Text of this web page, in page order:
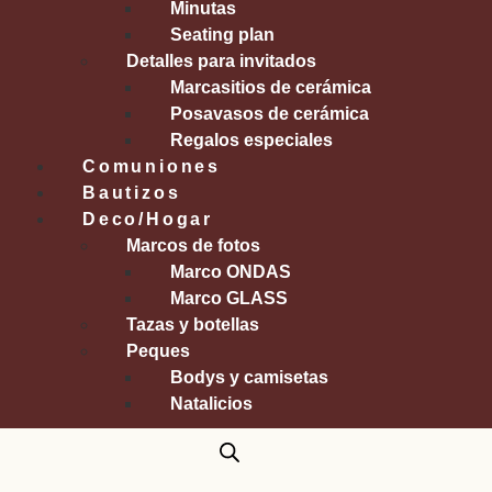
Minutas
Seating plan
Detalles para invitados
Marcasitios de cerámica
Posavasos de cerámica
Regalos especiales
Comuniones
Bautizos
Deco/Hogar
Marcos de fotos
Marco ONDAS
Marco GLASS
Tazas y botellas
Peques
Bodys y camisetas
Natalicios